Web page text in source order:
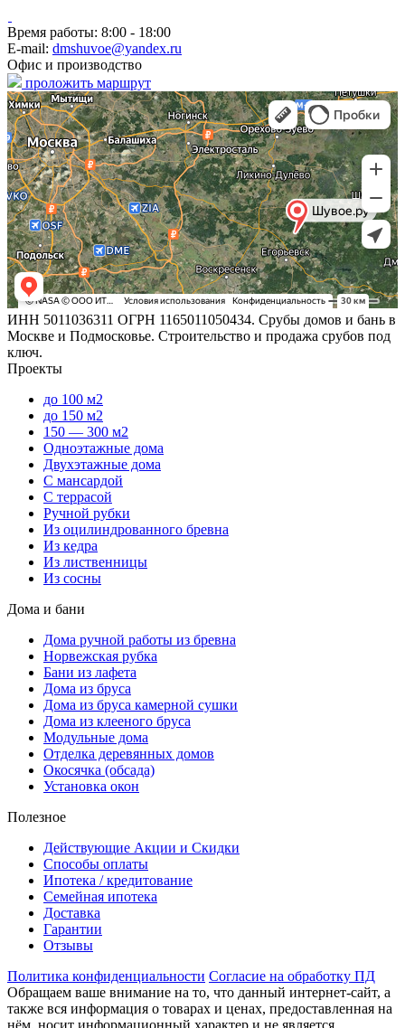
Время работы: 8:00 - 18:00
E-mail: dmshuvoe@yandex.ru
Офис и производство
проложить маршрут
ИНН 5011036311 ОГРН 1165011050434. Срубы домов и бань в
Москве и Подмосковье. Строительство и продажа срубов под
ключ.
Проекты
до 100 м2
до 150 м2
150 — 300 м2
Одноэтажные дома
Двухэтажные дома
С мансардой
С террасой
Ручной рубки
Из оцилиндрованного бревна
Из кедра
Из лиственницы
Из сосны
Дома и бани
Дома ручной работы из бревна
Норвежская рубка
Бани из лафета
Дома из бруса
Дома из бруса камерной сушки
Дома из клееного бруса
Модульные дома
Отделка деревянных домов
Окосячка (обсада)
Установка окон
Полезное
Действующие Акции и Скидки
Способы оплаты
Ипотека / кредитование
Семейная ипотека
Доставка
Гарантии
Отзывы
Политика конфиденциальности Согласие на обработку ПД
Обращаем ваше внимание на то, что данный интернет-сайт, а
также вся информация о товарах и ценах, предоставленная на